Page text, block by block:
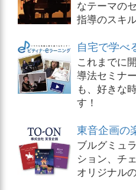
なテーマの
指導のスキ
自宅で学べ
これまでに
導法セミナ
も、好きな
す！
東音企画の
ブルグミュ
ション、チ
オリジナル